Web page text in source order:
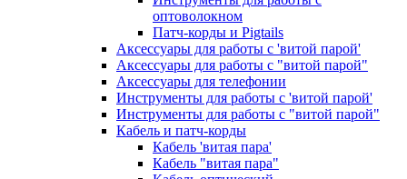
оптоволокном
Патч-корды и Pigtails
Аксессуары для работы с 'витой парой'
Аксессуары для работы с "витой парой"
Аксессуары для телефонии
Инструменты для работы с 'витой парой'
Инструменты для работы с "витой парой"
Кабель и патч-корды
Кабель 'витая пара'
Кабель "витая пара"